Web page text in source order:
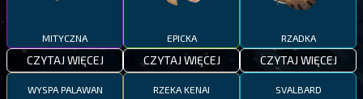
MITYCZNA
CZYTAJ WIĘCEJ
EPICKA
CZYTAJ WIĘCEJ
RZADKA
CZYTAJ WIĘCEJ
WYSPA PALAWAN RZEKA KENAI SVALBARD